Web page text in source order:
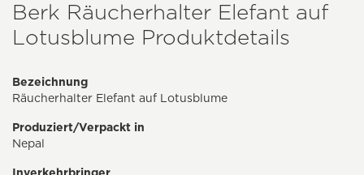
Berk Räucherhalter Elefant auf
Lotusblume Produktdetails
Bezeichnung
Räucherhalter Elefant auf Lotusblume
Produziert/Verpackt in
Nepal